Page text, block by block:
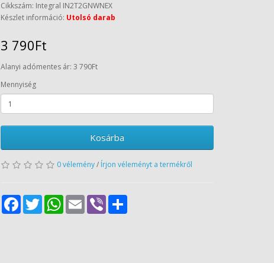
Cikkszám: Integral IN2T2GNWNEX
Készlet információ: Utolsó darab
3 790Ft
Alanyi adómentes ár: 3 790Ft
Mennyiség
Kosárba
0 vélemény/ Írjon véleményt a termékről
FacebookTwitter WhatsApp
Email Viber